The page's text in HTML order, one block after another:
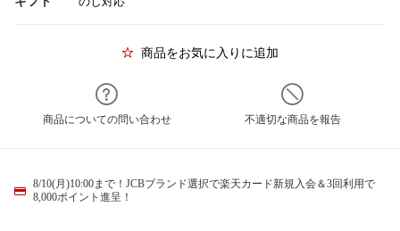
商品をお気に入りに追加
商品についての問い合わせ 不適切な商品を報告
8/10(月)10:00まで！JCBブランド選択で楽天カード新規入会＆3回利用で
8,000ポイント進呈！